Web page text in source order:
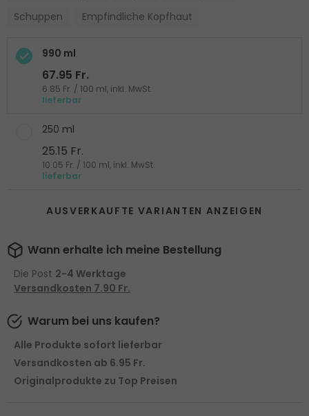
Schuppen
Empfindliche Kopfhaut
990 ml
67.95 Fr.
6.85 Fr. / 100 ml, inkl. MwSt.
lieferbar
250 ml
25.15 Fr.
10.05 Fr. / 100 ml, inkl. MwSt.
lieferbar
AUSVERKAUFTE VARIANTEN ANZEIGEN
Wann erhalte ich meine Bestellung
Die Post 2-4 Werktage
Versandkosten 7.90 Fr.
Warum bei uns kaufen?
Alle Produkte sofort lieferbar
Versandkosten ab 6.95 Fr.
Originalprodukte zu Top Preisen